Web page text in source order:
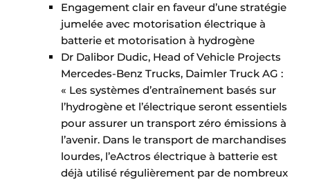
Protection solaire
Rénovation
Sécurité incendie
Software
Techniques ferroviaires
Travaux ferroviaires
Engagement clair en faveur d’une stratégie
jumelée avec motorisation électrique à
batterie et motorisation à hydrogène
Dr Dalibor Dudic, Head of Vehicle Projects
Mercedes-Benz Trucks, Daimler Truck AG :
« Les systèmes d’entraînement basés sur
l’hydrogène et l’électrique seront essentiels
pour assurer un transport zéro émissions à
l’avenir. Dans le transport de marchandises
lourdes, l’eActros électrique à batterie est
déjà utilisé régulièrement par de nombreux